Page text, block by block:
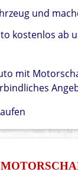
und
kostenlos ab
mit